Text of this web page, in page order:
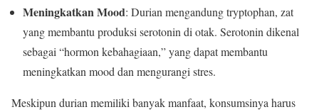
Meningkatkan Mood: Durian mengandung tryptophan, zat
yang membantu produksi serotonin di otak. Serotonin dikenal
sebagai “hormon kebahagiaan,” yang dapat membantu
meningkatkan mood dan mengurangi stres.
Meskipun durian memiliki banyak manfaat, konsumsinya harus